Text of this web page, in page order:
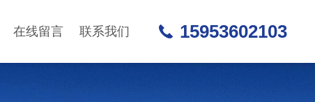
在线留言 联系我们 15953602103